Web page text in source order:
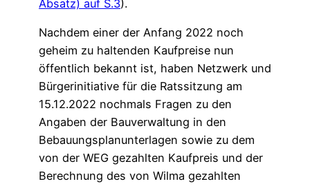
Absatz) auf S.3).
Nachdem einer der Anfang 2022 noch
geheim zu haltenden Kaufpreise nun
öffentlich bekannt ist, haben Netzwerk und
Bürgerinitiative für die Ratssitzung am
15.12.2022 nochmals Fragen zu den
Angaben der Bauverwaltung in den
Bebauungsplanunterlagen sowie zu dem
von der WEG gezahlten Kaufpreis und der
Berechnung des von Wilma gezahlten